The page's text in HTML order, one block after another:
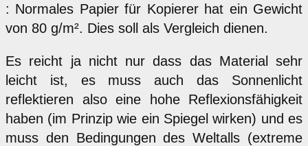
: Normales Papier für Kopierer hat ein Gewicht
von 80 g/m². Dies soll als Vergleich dienen.
Es reicht ja nicht nur dass das Material sehr
leicht ist, es muss auch das Sonnenlicht
reflektieren also eine hohe Reflexionsfähigkeit
haben (im Prinzip wie ein Spiegel wirken) und es
muss den Bedingungen des Weltalls (extreme